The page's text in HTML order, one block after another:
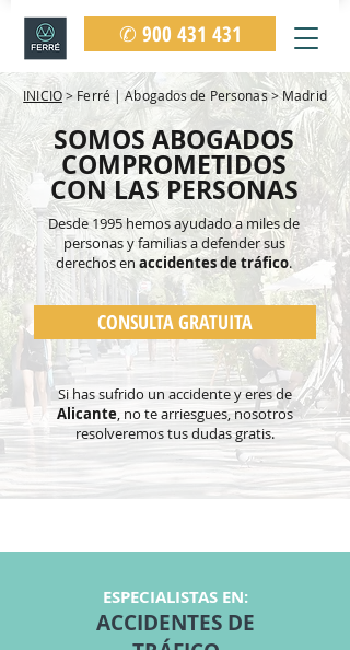
✆ 900 431 431
INICIO> Ferré | Abogados de Personas > Madrid
SOMOS ABOGADOS
COMPROMETIDOS
CON LAS PERSONAS
Desde 1995 hemos ayudado a miles de
personas y familiasa defender sus
derechos en accidentes de tráfico.
CONSULTA GRATUITA
Si has sufrido un accidente y eres de
Alicante, no te arriesgues, nosotros
resolveremos tus dudas gratis.
ESPECIALISTAS EN:
ACCIDENTES DE